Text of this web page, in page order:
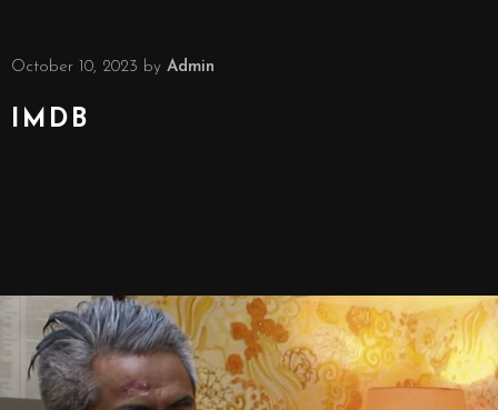
October 10, 2023 by Admin
IMDB